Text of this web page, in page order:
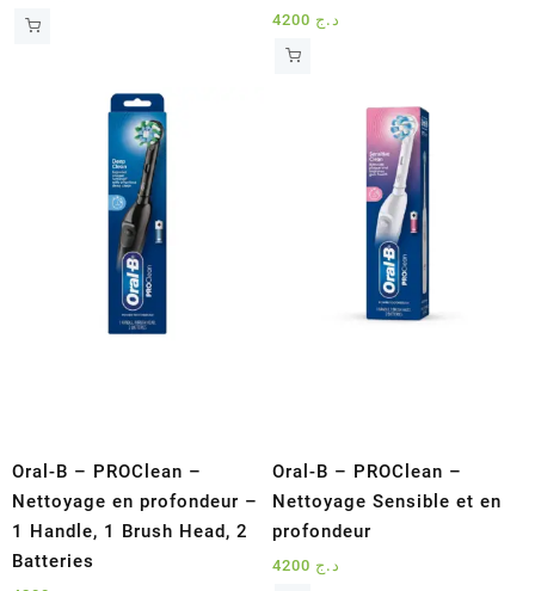
د.ج
Oral-B – PROClean –
Nettoyage en profondeur –
1 Handle, 1 Brush Head, 2
Batteries
Oral-B – PROClean –
Nettoyage Sensible et en
profondeur
د.ج